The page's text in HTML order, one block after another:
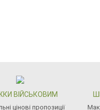
ВІЙСЬКОВИМ
цінові пропозиції